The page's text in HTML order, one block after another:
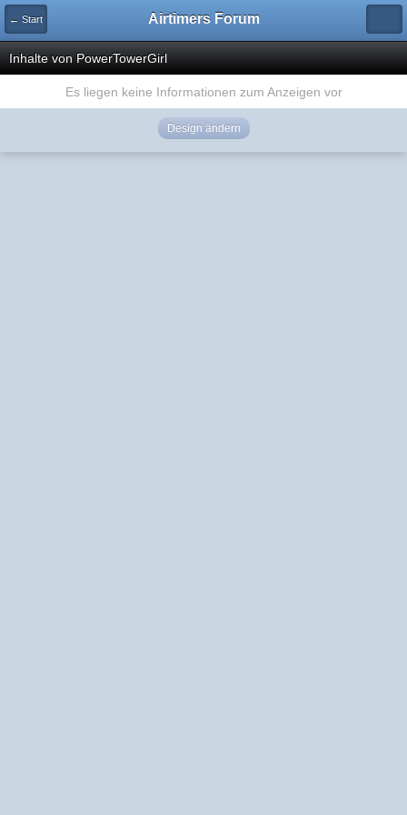
← Start Airtimers Forum
Inhalte von PowerTowerGirl
Es liegen keine Informationen zum Anzeigen vor
Design ändern